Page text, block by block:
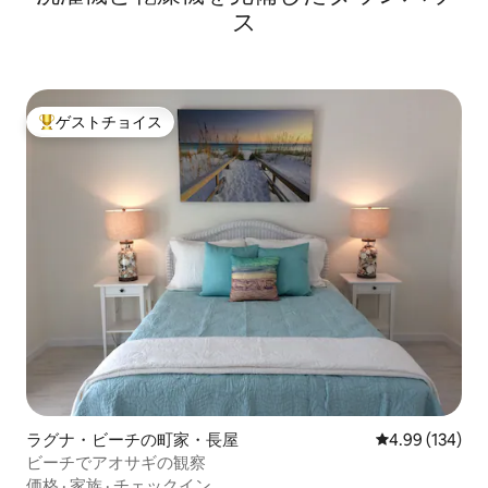
ス
大好評のゲストチョイスです。
ゲストチョイス
ラグナ・ビーチの町家・長屋 レビュー134
4.99 (134)
ビーチでアオサギの観察